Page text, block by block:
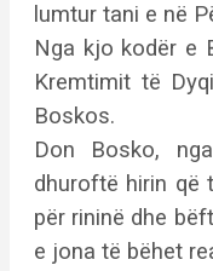
lumtur tani e në
Nga kjo kodër e
Kremtimit të
Boskos.
Don Bosko,
dhuroftë hirin që
për rininë dhe
e jona të bëhet